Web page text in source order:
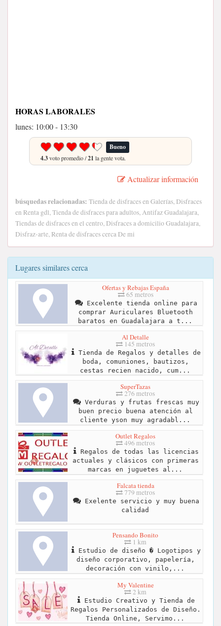
HORAS LABORALES
lunes: 10:00 - 13:30
Bueno
4.3voto promedio /21 la gente vota.
Actualizar información
búsquedas relacionadas: Tienda de disfraces en Galerías, Disfraces
en Renta gdl, Tienda de disfraces para adultos, Antifaz Guadalajara,
Tiendas de disfraces en el centro, Disfraces a domicilio Guadalajara,
Disfraz-arte, Renta de disfraces cerca De mi
Lugares similares cerca
Ofertas y Rebajas España
65 metros
Excelente tienda online para
comprar Auriculares Bluetooth
baratos en Guadalajara a t...
Al Detalle
145 metros
Tienda de Regalos y detalles de
boda, comuniones, bautizos,
cestas recien nacido, cum...
SuperTazas
276 metros
Verduras y frutas frescas muy
buen precio buena atención al
cliente yson muy agradabl...
Outlet Regalos
496 metros
Regalos de todas las licencias
actuales y clásicos con primeras
marcas en juguetes al...
Falcata tienda
779 metros
Exelente servicio y muy buena
calidad
Pensando Bonito
1 km
Estudio de diseño � Logotipos y
diseño corporativo, papelería,
decoración con vinilo,...
My Valentine
2 km
Estudio Creativo y Tienda de
Regalos Personalizados de Diseño.
Tienda Online, Servimo...